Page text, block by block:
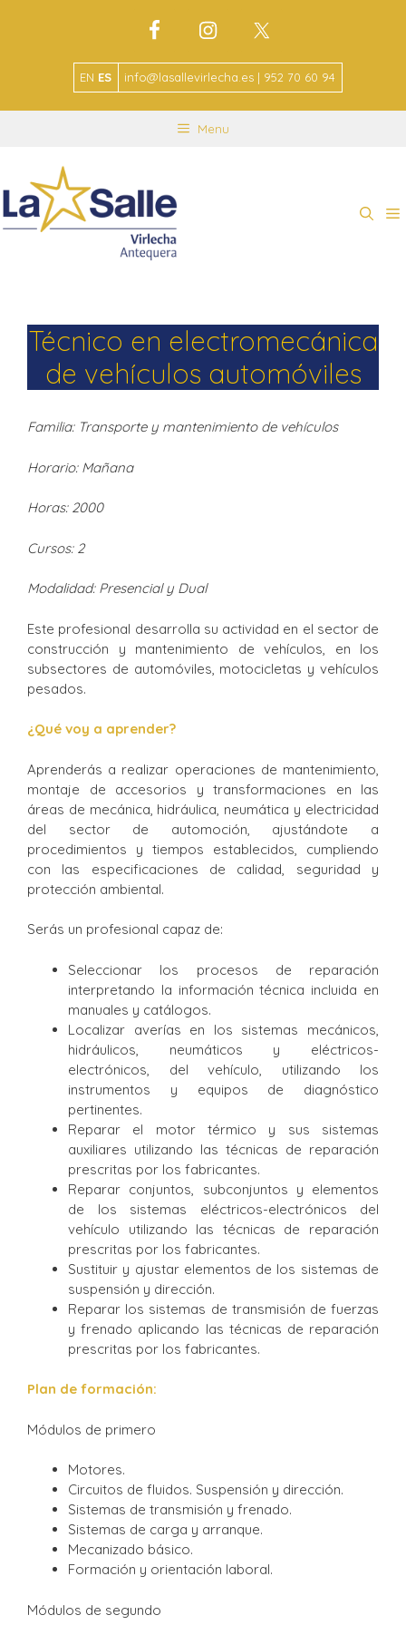
EN ES info@lasallevirlecha.es | 952 70 60 94
Menu
Técnico en electromecánica
de vehículos automóviles
Familia: Transporte y mantenimiento de vehículos
Horario: Mañana
Horas: 2000
Cursos: 2
Modalidad: Presencial y Dual
Este profesional desarrolla su actividad en el sector de
construcción y mantenimiento de vehículos, en los
subsectores de automóviles, motocicletas y vehículos
pesados.
¿Qué voy a aprender?
Aprenderás a realizar operaciones de mantenimiento,
montaje de accesorios y transformaciones en las
áreas de mecánica, hidráulica, neumática y electricidad
del sector de automoción, ajustándote a
procedimientos y tiempos establecidos, cumpliendo
con las especificaciones de calidad, seguridad y
protección ambiental.
Serás un profesional capaz de:
Seleccionar los procesos de reparación
interpretando la información técnica incluida en
manuales y catálogos.
Localizar averías en los sistemas mecánicos,
hidráulicos, neumáticos y eléctricos-
electrónicos, del vehículo, utilizando los
instrumentos y equipos de diagnóstico
pertinentes.
Reparar el motor térmico y sus sistemas
auxiliares utilizando las técnicas de reparación
prescritas por los fabricantes.
Reparar conjuntos, subconjuntos y elementos
de los sistemas eléctricos-electrónicos del
vehículo utilizando las técnicas de reparación
prescritas por los fabricantes.
Sustituir y ajustar elementos de los sistemas de
suspensión y dirección.
Reparar los sistemas de transmisión de fuerzas
y frenado aplicando las técnicas de reparación
prescritas por los fabricantes.
Plan de formación:
Módulos de primero
Motores.
Circuitos de fluidos. Suspensión y dirección.
Sistemas de transmisión y frenado.
Sistemas de carga y arranque.
Mecanizado básico.
Formación y orientación laboral.
Módulos de segundo